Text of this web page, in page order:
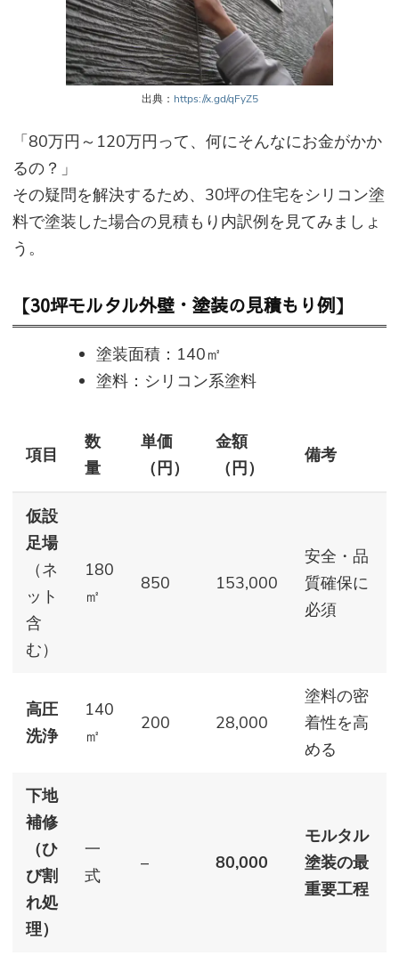
出典： https://x.gd/qFyZ5
「80万円～120万円って、何にそんなにお金がかか
るの？」
その疑問を解決するため、30坪の住宅をシリコン塗
料で塗装した場合の見積もり内訳例を見てみましょ
う。
【30坪モルタル外壁・塗装の見積もり例】
塗装面積：140㎡
塗料：シリコン系塗料
項目
数
量
単価
（円）
金額
（円）
備考
仮設
足場
（ネ
ット
含
む）
180
㎡
850 153,000
安全・品
質確保に
必須
高圧
洗浄
140
㎡
200 28,000
塗料の密
着性を高
める
下地
補修
（ひ
び割
れ処
理）
一
式
– 80,000
モルタル
塗装の最
重要工程